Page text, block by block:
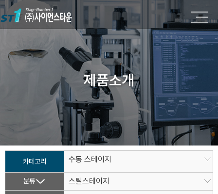
제품소개
카테고리 수동 스테이지
분류
스틸스테이지